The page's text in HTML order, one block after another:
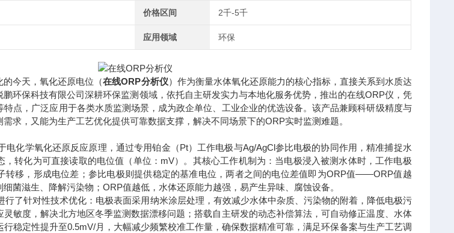
价格区间 2千-5千
应用领域 环保
今天，氧化还原电位（在线ORP分析仪）作为衡量水体氧化还原能力的核心指标，直接关系到水质达
环保科技有限公司深耕环保监测领域，依托自主研发实力与本地化服务优势，推出的在线ORP仪，凭
点，广泛应用于各类水质监测场景，成为政企单位、工业企业的优选设备。该产品兼顾科研级精度与
求，又能为生产工艺优化提供可靠数据支撑，解决不同场景下的ORP实时监测难题。
电化学氧化还原反应原理，通过专用铂金（Pt）工作电极与Ag/AgCl参比电极的协同作用，精准捕捉水
，转化为可直接读取的电位值（单位：mV）。其核心工作机制为：当电极浸入被测水体时，工作电极
转移，形成电位差；参比电极则提供稳定的基准电位，两者之间的电位差值即为ORP值——ORP值越
菌滋生、降解污染物；ORP值越低，水体还原能力越强，易产生异味、腐蚀设备。
行了针对性技术优化：电极表面采用纳米涂层处理，有效减少水体中杂质、污染物的附着，降低电极污
敏度，解决北方地区冬季监测数据漂移问题；搭载自主研发的动态补偿算法，可自动修正温度、水体
稳定性提升至0.5mV/月，大幅减少频繁校准工作量，确保数据精准可靠，满足环保备案与生产工艺调